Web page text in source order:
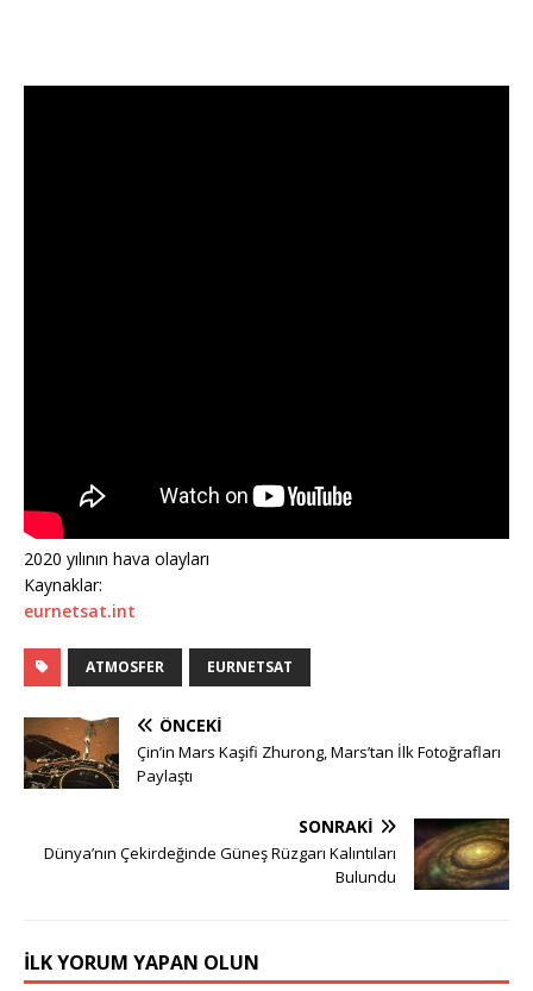
2020 yılının hava olayları
Kaynaklar:
eurnetsat.int
ATMOSFER EURNETSAT
ÖNCEKI
Çin’in Mars Kaşifi Zhurong, Mars’tan İlk Fotoğrafları
Paylaştı
SONRAKI
Dünya’nın Çekirdeğinde Güneş Rüzgarı Kalıntıları
Bulundu
İLK YORUM YAPAN OLUN